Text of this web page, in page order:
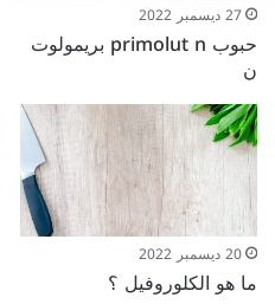
27 ديسمبر 2022
حبوب primolut n بريمولوت
ن
20 ديسمبر 2022
ما هو الكلوروفيل ؟